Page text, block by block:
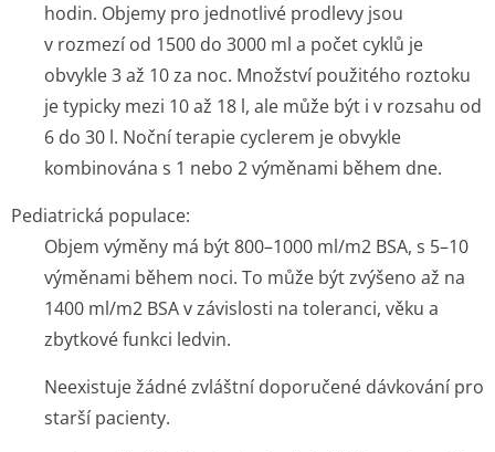
hodin. Objemy pro jednotlivé prodlevy jsou
v rozmezí od 1500 do 3000 ml a počet cyklů je
obvykle 3 až 10 za noc. Množství použitého roztoku
je typicky mezi 10 až 18 l, ale může být i v rozsahu od
6 do 30 l. Noční terapie cyclerem je obvykle
kombinována s 1 nebo 2 výměnami během dne.
Pediatrická populace:
Objem výměny má být 800–1000 ml/m2 BSA, s 5–10
výměnami během noci. To může být zvýšeno až na
1400 ml/m2 BSA v závislosti na toleranci, věku a
zbytkové funkci ledvin.
Neexistuje žádné zvláštní doporučené dávkování pro
starší pacienty.